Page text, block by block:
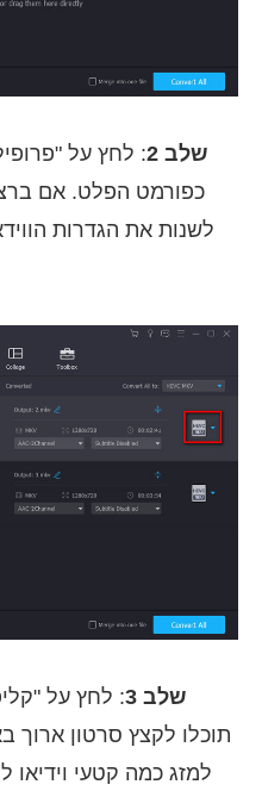
שלב 2
: לחץ על
לשנות את הגדרות
שלב 3
: לחץ על
תוכלו לקצץ סרטון ארוך
למזג כמה קטעי